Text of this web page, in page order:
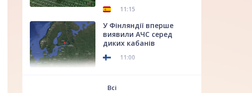
11:15
У Фінляндії вперше
виявили АЧС серед
диких кабанів
11:00
Всі